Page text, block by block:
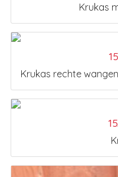
Krukas
Krukas rechte